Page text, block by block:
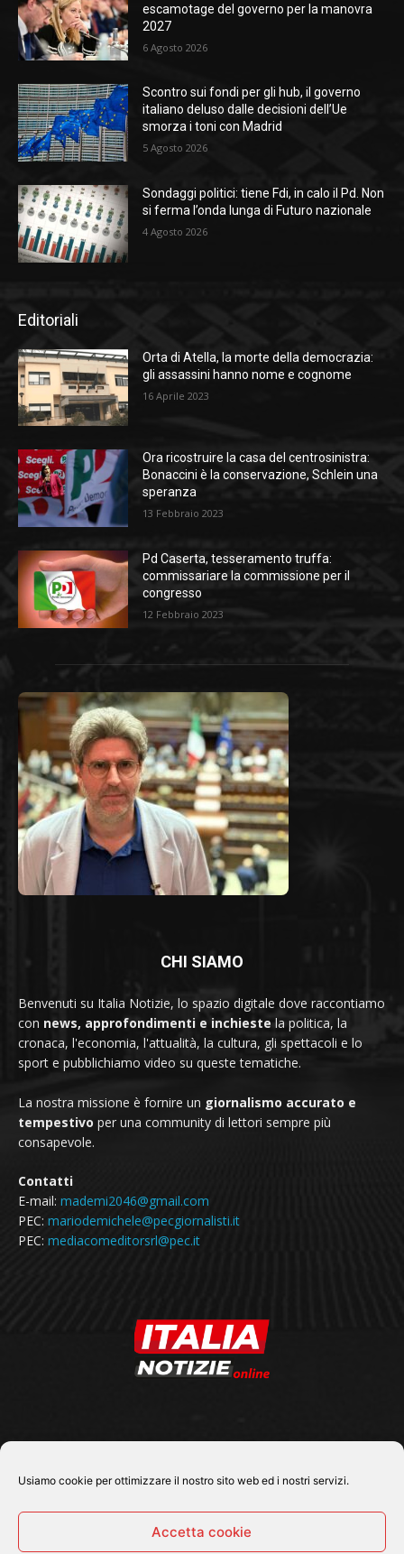
Usiamo cookie per ottimizzare il nostro sito web ed i nostri servizi.
Accetta cookie
escamotage del governo per la manovra
2027
6 Agosto 2026
Scontro sui fondi per gli hub, il governo
italiano deluso dalle decisioni dell’Ue
smorza i toni con Madrid
5 Agosto 2026
Sondaggi politici: tiene Fdi, in calo il Pd. Non
si ferma l’onda lunga di Futuro nazionale
4 Agosto 2026
Editoriali
Orta di Atella, la morte della democrazia:
gli assassini hanno nome e cognome
16 Aprile 2023
Ora ricostruire la casa del centrosinistra:
Bonaccini è la conservazione, Schlein una
speranza
13 Febbraio 2023
Pd Caserta, tesseramento truffa:
commissariare la commissione per il
congresso
12 Febbraio 2023
CHI SIAMO
Benvenuti su Italia Notizie, lo spazio digitale dove raccontiamo
con news, approfondimenti e inchieste la politica, la
cronaca, l'economia, l'attualità, la cultura, gli spettacoli e lo
sport e pubblichiamo video su queste tematiche.
La nostra missione è fornire un giornalismo accurato e
tempestivo per una community di lettori sempre più
consapevole.
Contatti
E-mail: mademi2046@gmail.com
PEC: mariodemichele@pecgiornalisti.it
PEC: mediacomeditorsrl@pec.it
SEGUICI SU